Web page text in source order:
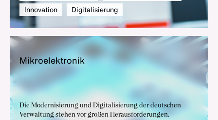
Innovation
Digitalisierung
Mi­kro­elek­tro­nik
Die Modernisierung und Digitalisierung der deutschen
Verwaltung stehen vor großen Herausforderungen.